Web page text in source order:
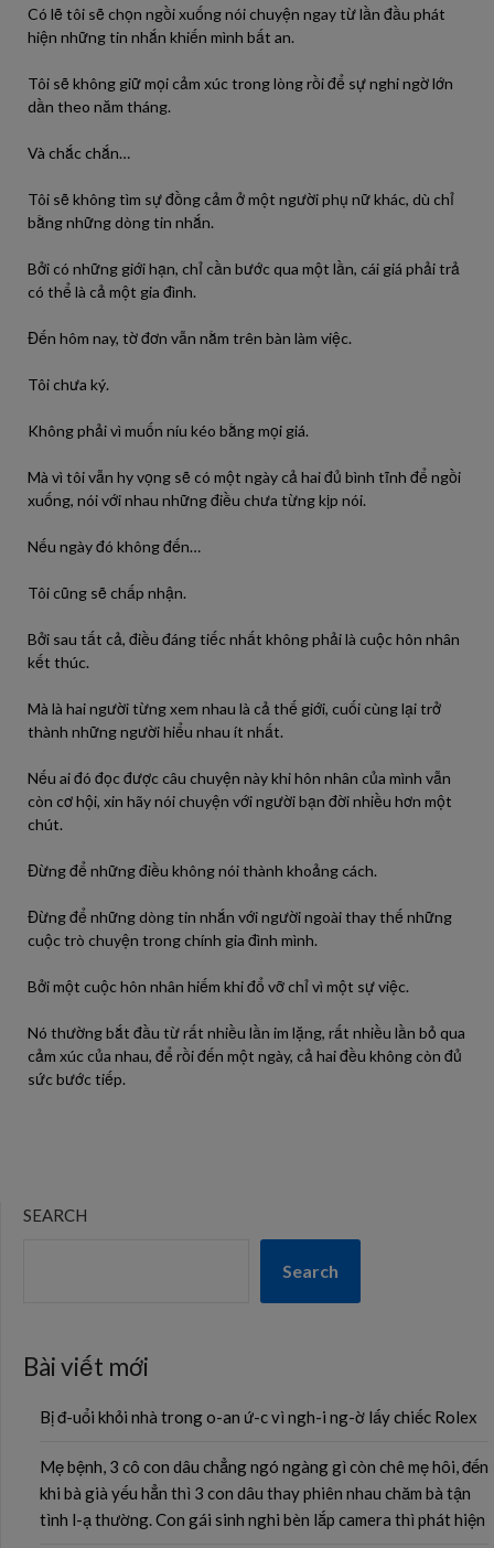
Có lẽ tôi sẽ chọn ngồi xuống nói chuyện ngay từ lần đầu phát
hiện những tin nhắn khiến mình bất an.
Tôi sẽ không giữ mọi cảm xúc trong lòng rồi để sự nghi ngờ lớn
dần theo năm tháng.
Và chắc chắn…
Tôi sẽ không tìm sự đồng cảm ở một người phụ nữ khác, dù chỉ
bằng những dòng tin nhắn.
Bởi có những giới hạn, chỉ cần bước qua một lần, cái giá phải trả
có thể là cả một gia đình.
Đến hôm nay, tờ đơn vẫn nằm trên bàn làm việc.
Tôi chưa ký.
Không phải vì muốn níu kéo bằng mọi giá.
Mà vì tôi vẫn hy vọng sẽ có một ngày cả hai đủ bình tĩnh để ngồi
xuống, nói với nhau những điều chưa từng kịp nói.
Nếu ngày đó không đến…
Tôi cũng sẽ chấp nhận.
Bởi sau tất cả, điều đáng tiếc nhất không phải là cuộc hôn nhân
kết thúc.
Mà là hai người từng xem nhau là cả thế giới, cuối cùng lại trở
thành những người hiểu nhau ít nhất.
Nếu ai đó đọc được câu chuyện này khi hôn nhân của mình vẫn
còn cơ hội, xin hãy nói chuyện với người bạn đời nhiều hơn một
chút.
Đừng để những điều không nói thành khoảng cách.
Đừng để những dòng tin nhắn với người ngoài thay thế những
cuộc trò chuyện trong chính gia đình mình.
Bởi một cuộc hôn nhân hiếm khi đổ vỡ chỉ vì một sự việc.
Nó thường bắt đầu từ rất nhiều lần im lặng, rất nhiều lần bỏ qua
cảm xúc của nhau, để rồi đến một ngày, cả hai đều không còn đủ
sức bước tiếp.
SEARCH
Search
Bài viết mới
Bị đ-uổi khỏi nhà trong o-an ứ-c vì ngh-i ng-ờ lấy chiếc Rolex
Mẹ bệnh, 3 cô con dâu chẳng ngó ngàng gì còn chê mẹ hôi, đến
khi bà già yếu hẳn thì 3 con dâu thay phiên nhau chăm bà tận
tình l-ạ thường. Con gái sinh nghi bèn lắp camera thì phát hiện